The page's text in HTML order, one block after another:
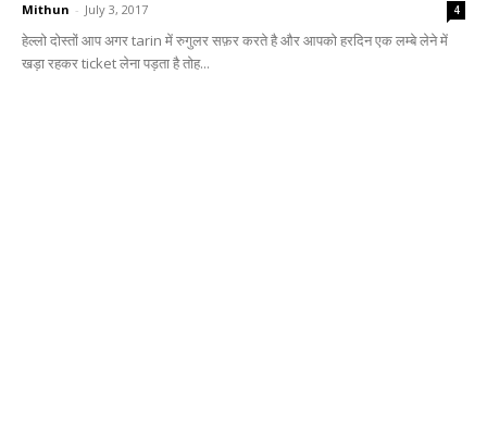
Mithun - July 3, 2017 4
हेल्लो दोस्तों आप अगर tarin में रुगुलर सफ़र करते है और आपको हरदिन एक लम्बे लेने में
खड़ा रहकर ticket लेना पड़ता है तोह...